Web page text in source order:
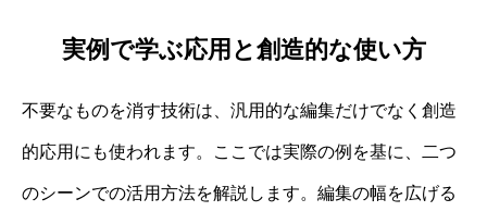
実例で学ぶ応用と創造的な使い方
不要なものを消す技術は、汎用的な編集だけでなく創造
的応用にも使われます。ここでは実際の例を基に、二つ
のシーンでの活用方法を解説します。編集の幅を広げる